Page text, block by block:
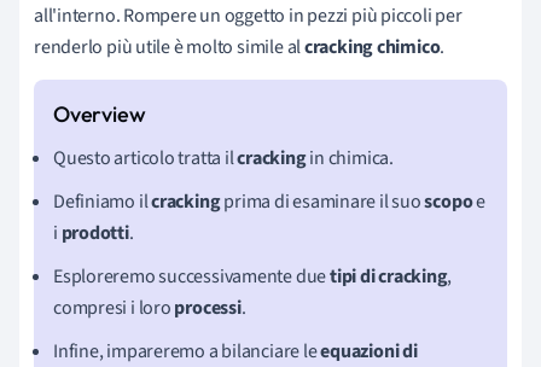
all'interno. Rompere un oggetto in pezzi più piccoli per
renderlo più utile è molto simile alcracking chimico.
Questo articolo tratta ilcrackingin chimica.
Definiamo ilcrackingprima di esaminare il suoscopoe
i prodotti.
Esploreremo successivamente duetipi di cracking,
compresi i loroprocessi.
Infine, impareremo a bilanciare leequazioni di